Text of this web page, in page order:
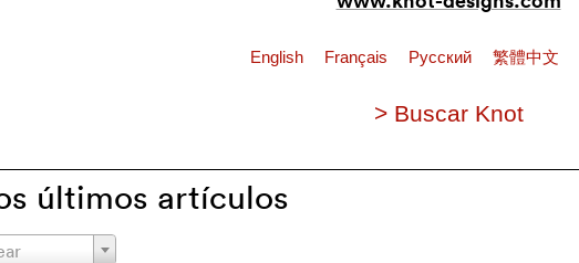
English Français Pусский 繁體中文
> Buscar Knot
últimos artículos